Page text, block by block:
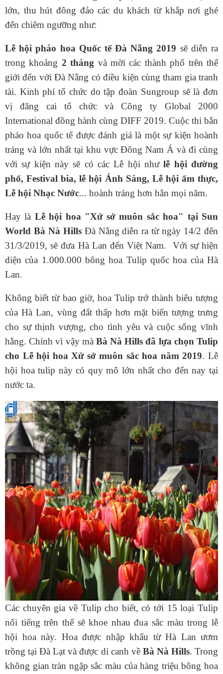
lớn, thu hút đông đảo các du khách từ khắp nơi ghé
đến chiêm ngưỡng như:
Lễ hội pháo hoa Quốc tế Đà Nẵng 2019 sẽ diễn ra
trong khoảng 2 tháng và mời các thành phố trên thế
giới đến với Đà Nẵng có điều kiện cùng tham gia tranh
tài. Kinh phí tổ chức do tập đoàn Sungroup sẽ là đơn
vị đăng cai tổ chức và Công ty Global 2000
International đồng hành cùng DIFF 2019. Cuộc thi bắn
pháo hoa quốc tế được đánh giá là một sự kiện hoành
tráng và lớn nhất tại khu vực Đông Nam Á và đi cùng
với sự kiện này sẽ có các Lễ hội nhưlễ hội đường
phố, Festival bia, lễ hội Ánh Sáng, Lễ hội ẩm thực,
Lễ hội Nhạc Nước... hoành tráng hơn hẳn mọi năm.
Hay là Lễ hội hoa "Xứ sở muôn sắc hoa" tại Sun
World Bà Nà HillsĐà Nẵng diễn ra từ ngày 14/2 đến
31/3/2019, sẽ đưa Hà Lan đến Việt Nam. Với sự hiện
diện của 1.000.000 bông hoa Tulip quốc hoa của Hà
Lan.
Không biết từ bao giờ, hoa Tulip trở thành biểu tượng
của Hà Lan, vùng đất thấp hơn mặt biển tượng trưng
cho sự thịnh vượng, cho tình yêu và cuộc sống vĩnh
hằng. Chính vì vậy mà Bà Nà Hills đã lựa chọn Tulip
cho Lễ hội hoa Xứ sở muôn sắc hoa năm 2019. Lễ
hội hoa tulip này có quy mô lớn nhất cho đến nay tại
nước ta.
Các chuyên gia về Tulip cho biết, có tới 15 loại Tulip
nổi tiếng trên thế sẽ khoe nhau đua sắc màu trong lễ
hội hoa này. Hoa được nhập khẩu từ Hà Lan ươm
trồng tại Đà Lạt và được di canh về Bà Nà Hills. Trong
không gian tràn ngập sắc màu của hàng triệu bông hoa